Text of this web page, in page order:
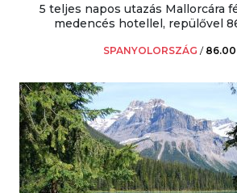
5 teljes napos utazás Mallorcára
medencés hotellel, repülővel
SPANYOLORSZÁG /